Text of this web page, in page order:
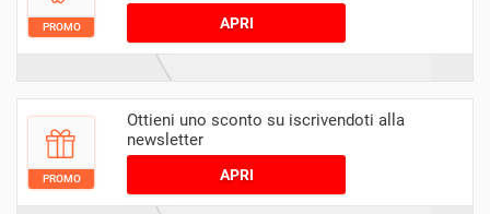
PROMO APRI
PROMO
Ottieni uno sconto su iscrivendoti alla
newsletter
APRI